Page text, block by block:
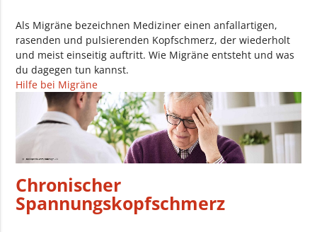
Als Migräne bezeichnen Mediziner einen anfallartigen,
rasenden und pulsierenden Kopfschmerz, der wiederholt
und meist einseitig auftritt. Wie Migräne entsteht und was
du dagegen tun kannst.
Hilfe bei Migräne
Chronischer
Spannungskopfschmerz